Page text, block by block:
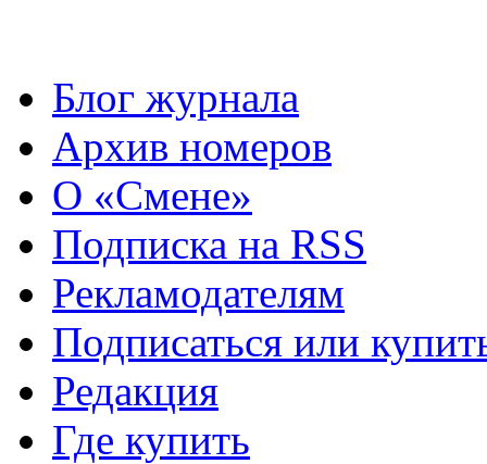
Блог журнала
Архив номеров
О «Смене»
Подписка на RSS
Рекламодателям
Подписаться или
Редакция
Где купить